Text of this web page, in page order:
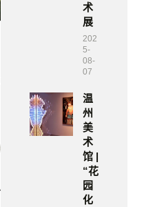
术
展
202
5-
08-
07
温
州
美
术
馆 |
“花
园
化